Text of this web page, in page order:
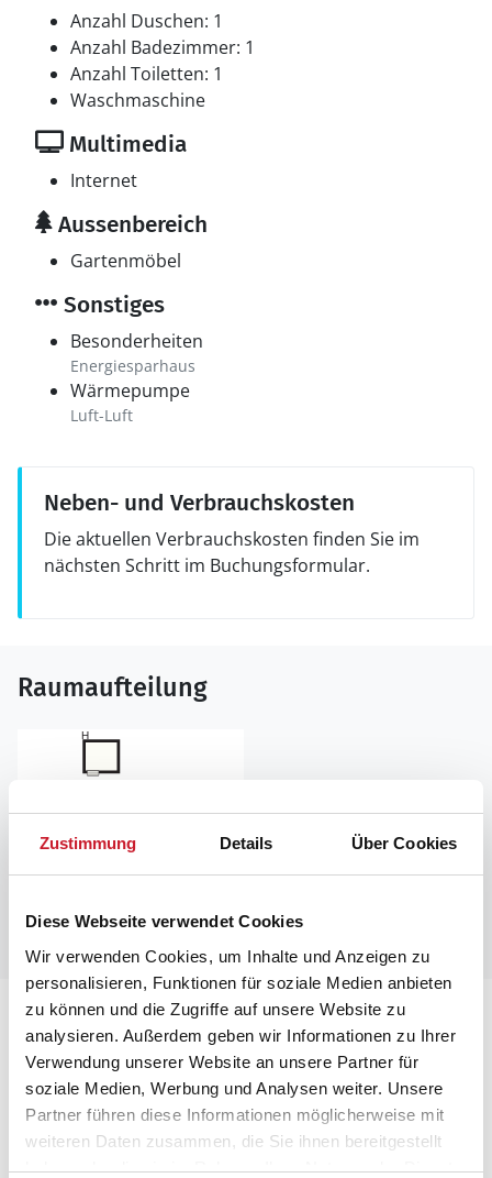
Zustimmung Details Über Cookies
Diese Webseite verwendet Cookies
Wir verwenden Cookies, um Inhalte und Anzeigen zu
personalisieren, Funktionen für soziale Medien anbieten
zu können und die Zugriffe auf unsere Website zu
analysieren. Außerdem geben wir Informationen zu Ihrer
Verwendung unserer Website an unsere Partner für
soziale Medien, Werbung und Analysen weiter. Unsere
Partner führen diese Informationen möglicherweise mit
weiteren Daten zusammen, die Sie ihnen bereitgestellt
haben oder die sie im Rahmen Ihrer Nutzung der Dienste
Anzahl Duschen: 1
Anzahl Badezimmer: 1
Anzahl Toiletten: 1
Waschmaschine
Multimedia
Internet
Aussenbereich
Gartenmöbel
Sonstiges
Besonderheiten
Energiesparhaus
Wärmepumpe
Luft-Luft
Neben- und Verbrauchskosten
Die aktuellen Verbrauchskosten finden Sie im
nächsten Schritt im Buchungsformular.
Raumaufteilung
Lageplan
Adresse
Ferienhaus 64504
Bodilvej 12
Gjerrild Nordstrand